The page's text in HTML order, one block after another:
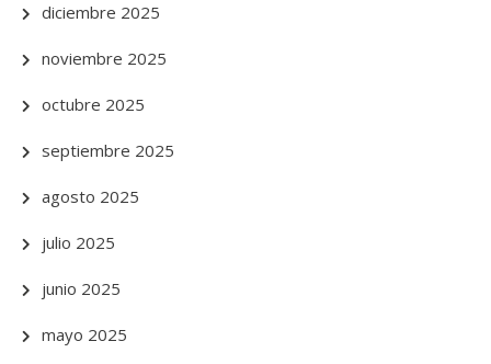
diciembre 2025
noviembre 2025
octubre 2025
septiembre 2025
agosto 2025
julio 2025
junio 2025
mayo 2025